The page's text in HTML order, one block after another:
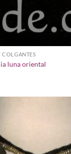
COLGANTES
luna oriental